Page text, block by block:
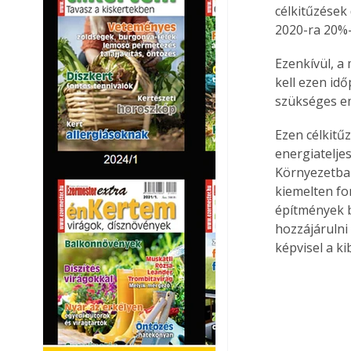
2020-ra
Ezenkívül,
kell ezen
szükséges
Ezen
kiemelten
építmények
hozzájárulni
képvisel a